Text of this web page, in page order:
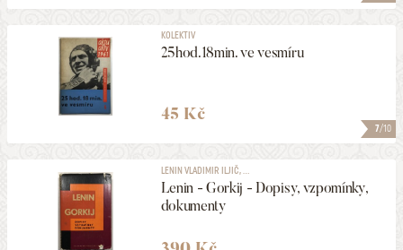
7/10
KOLEKTIV
25hod.18min. ve vesmíru
45 Kč
LENIN VLADIMIR ILJIČ, ...
Lenin - Gorkij - Dopisy, vzpomínky,
dokumenty